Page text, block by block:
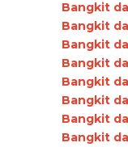
Bangkit
Bangkit
Bangkit
Bangkit
Bangkit
Bangkit
Bangkit
Bangkit